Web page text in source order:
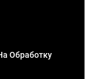
Обработку